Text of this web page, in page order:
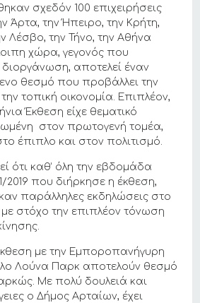
σχεδόν 100 επιχειρήσεις
Άρτα, την Ήπειρο, την Κρήτη,
Λέσβο, την Τήνο, την Αθήνα
χώρα, γεγονός που
διοργάνωση, αποτελεί έναν
θεσμό που προβάλλει την
τοπική οικονομία. Επιπλέον,
Έκθεση είχε θεματικό
στον πρωτογενή τομέα,
έπιπλο και στον πολιτισμό.
ότι καθ’ όλη την εβδομάδα
2019 που διήρκησε η έκθεση,
παράλληλες εκδηλώσεις στο
με στόχο την επιπλέον τόνωση
με την Εμποροπανήγυρη
Λούνα Παρκ αποτελούν θεσμό
Με πολύ δουλειά και
ο Δήμος Αρταίων, έχει